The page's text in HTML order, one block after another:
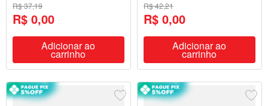
R$ 37,19
R$ 0,00
Adicionar ao
carrinho
R$ 42,21
R$ 0,00
Adicionar ao
carrinho